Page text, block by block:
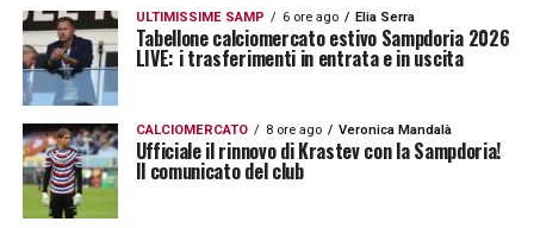
ULTIMISSIME SAMP 6 ore ago Elia Serra
Tabellone calciomercato estivo Sampdoria 2026
LIVE: i trasferimenti in entrata e in uscita
CALCIOMERCATO 8 ore ago Veronica Mandalà
Ufficiale il rinnovo di Krastev con la Sampdoria!
Il comunicato del club